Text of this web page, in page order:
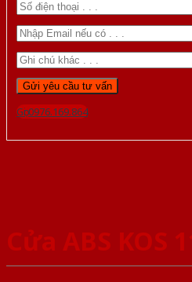
Gọi 0976.169.864
Cửa ABS KOS